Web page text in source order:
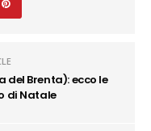
Brenta): ecco le
di Natale